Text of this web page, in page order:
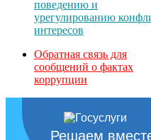
поведению и
урегулированию
интересов
Обратная связь для
сообщений о фактах
коррупции
Решаем